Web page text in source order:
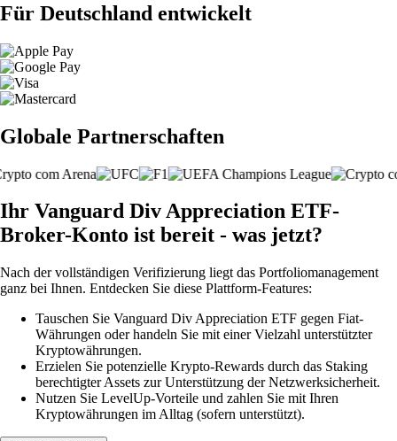
Für Deutschland entwickelt
Globale Partnerschaften
Ihr Vanguard Div Appreciation ETF-
Broker-Konto ist bereit - was jetzt?
Nach der vollständigen Verifizierung liegt das Portfoliomanagement
ganz bei Ihnen. Entdecken Sie diese Plattform-Features:
Tauschen Sie Vanguard Div Appreciation ETF gegen Fiat-
Währungen oder handeln Sie mit einer Vielzahl unterstützter
Kryptowährungen.
Erzielen Sie potenzielle Krypto-Rewards durch das Staking
berechtigter Assets zur Unterstützung der Netzwerksicherheit.
Nutzen Sie LevelUp-Vorteile und zahlen Sie mit Ihren
Kryptowährungen im Alltag (sofern unterstützt).